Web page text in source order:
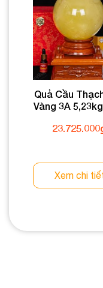
Quả Cầu
Vàng 3A
23.725.000
Xem chi